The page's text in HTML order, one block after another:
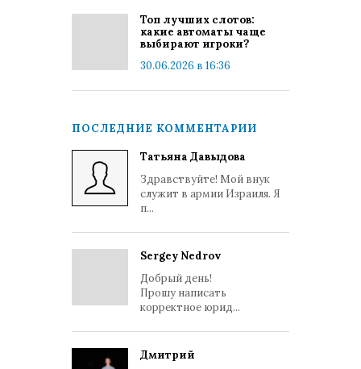
Топ лучших слотов:
какие автоматы чаще
выбирают игроки?
30.06.2026 в 16:36
ПОСЛЕДНИЕ КОММЕНТАРИИ
Татьяна Давыдова
Здравствуйте! Мой внук
служит в армии Израиля. Я
п...
Sergey Nedrov
Добрый день!
Прошу написать
корректное юрид...
Дмитрий